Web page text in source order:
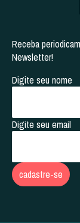
Receba
Newsletter!
Digite seu nome
Digite seu email
cadastre-se